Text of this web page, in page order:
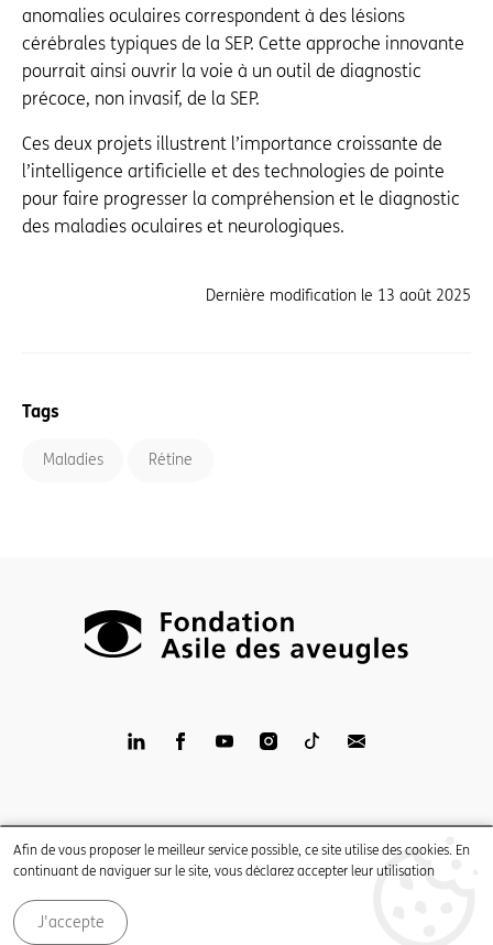
anomalies oculaires correspondent à des lésions
cérébrales typiques de la SEP. Cette approche innovante
pourrait ainsi ouvrir la voie à un outil de diagnostic
précoce, non invasif, de la SEP.
Ces deux projets illustrent l’importance croissante de
l’intelligence artificielle et des technologies de pointe
pour faire progresser la compréhension et le diagnostic
des maladies oculaires et neurologiques.
Dernière modification le 13 août 2025
Tags
Maladies Rétine
LinkedInFacebookYouTubeInstagram
TikTopNewsletter
Mentions légales
Afin de vous proposer le meilleur service possible, ce site utilise des cookies. En
continuant de naviguer sur le site, vous déclarez accepter leur utilisation
J'accepte